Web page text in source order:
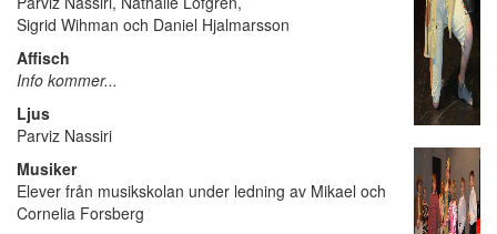
Sigrid Wihman och Daniel Hjalmarsson
Affisch
Info kommer...
Ljus
Parviz Nassiri
Musiker
Elever från musikskolan under ledning av Mikael och
Cornelia Forsberg